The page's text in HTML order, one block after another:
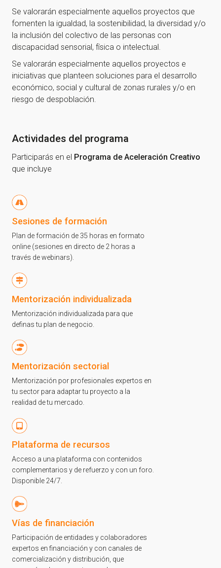
Se valorarán especialmente aquellos proyectos que
fomenten la igualdad, la sostenibilidad, la diversidad y/o
la inclusión del colectivo de las personas con
discapacidad sensorial, física o intelectual.
Se valorarán especialmente aquellos proyectos e
iniciativas que planteen soluciones para el desarrollo
económico, social y cultural de zonas rurales y/o en
riesgo de despoblación.
Actividades del programa
Participarás en el Programa de Aceleración Creativo
que incluye
Sesiones de formación
Plan de formación de 35 horas en formato
online (sesiones en directo de 2 horas a
través de webinars).
Mentorización individualizada
Mentorización individualizada para que
definas tu plan de negocio.
Mentorización sectorial
Mentorización por profesionales expertos en
tu sector para adaptar tu proyecto a la
realidad de tu mercado.
Plataforma de recursos
Acceso a una plataforma con contenidos
complementarios y de refuerzo y con un foro.
Disponible 24/7.
Vías de financiación
Participación de entidades y colaboradores
expertos en financiación y con canales de
comercialización y distribución, que